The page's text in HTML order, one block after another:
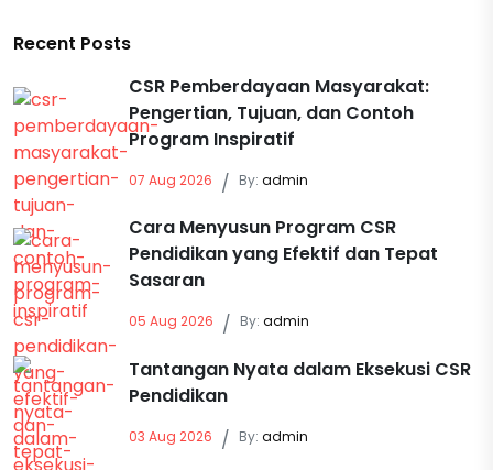
Recent Posts
CSR Pemberdayaan Masyarakat:
Pengertian, Tujuan, dan Contoh
Program Inspiratif
07 Aug 2026 / By: admin
Cara Menyusun Program CSR
Pendidikan yang Efektif dan Tepat
Sasaran
05 Aug 2026 / By: admin
Tantangan Nyata dalam Eksekusi CSR
Pendidikan
03 Aug 2026 / By: admin